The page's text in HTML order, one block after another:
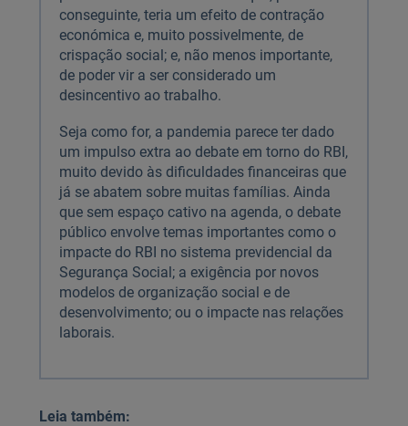
conseguinte, teria um efeito de contração
económica e, muito possivelmente, de
crispação social; e, não menos importante,
de poder vir a ser considerado um
desincentivo ao trabalho.
Seja como for, a pandemia parece ter dado
um impulso extra ao debate em torno do RBI,
muito devido às dificuldades financeiras que
já se abatem sobre muitas famílias. Ainda
que sem espaço cativo na agenda, o debate
público envolve temas importantes como o
impacte do RBI no sistema previdencial da
Segurança Social; a exigência por novos
modelos de organização social e de
desenvolvimento; ou o impacte nas relações
laborais.
Leia também: